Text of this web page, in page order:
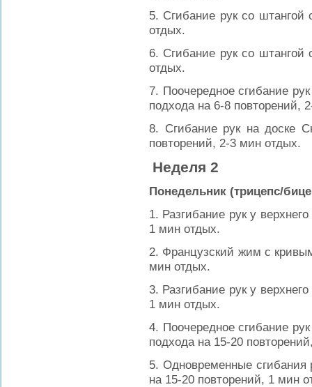
5. Сгибание рук со
отдых.
6. Сгибание рук со
отдых.
7. Поочередное сгибание
подхода на 6-8 повторений,
8. Сгибание рук на доске
повторений, 2-3 мин отдых.
Неделя 2
Понедельник (трицепс/
1. Разгибание рук у
1 мин отдых.
2. Французский жим с
мин отдых.
3. Разгибание рук у
1 мин отдых.
4. Поочередное сгибание
подхода на 15-20
5. Одновременные сгибания
на 15-20 повторений, 1 мин